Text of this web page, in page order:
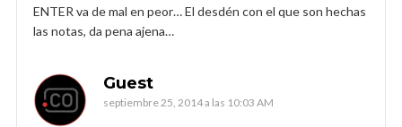
ENTER va de mal en peor… El desdén con el que son hechas
las notas, da pena ajena…
Guest
septiembre 25, 2014 a las 10:03 AM